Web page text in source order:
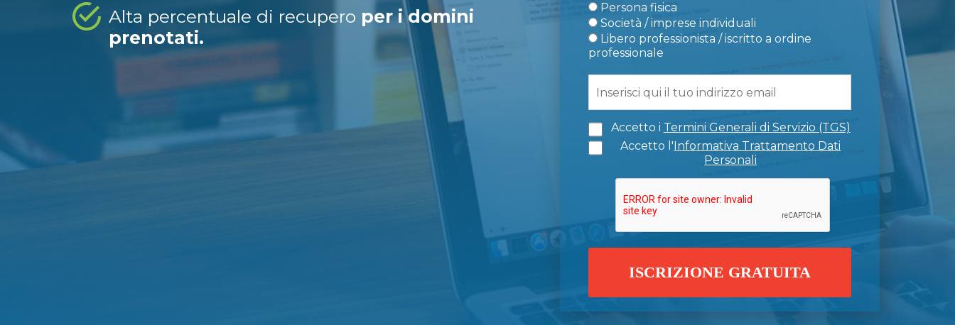
Alta percentuale di recupero per i domini
prenotati.
Persona fisica
Società / imprese individuali
Libero professionista / iscritto a ordine
professionale
Accetto i Termini Generali di Servizio (TGS)
Accetto l'Informativa Trattamento Dati
Personali